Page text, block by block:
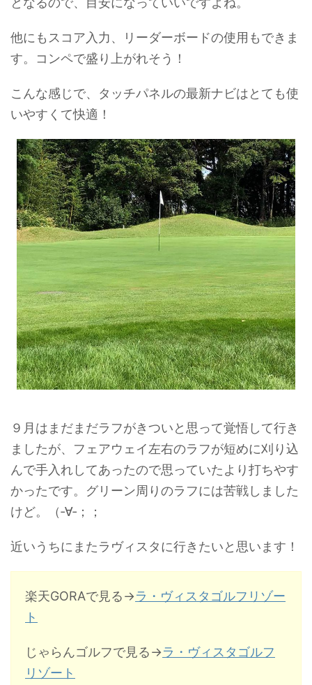
他にもスコア入力、リーダーボードの使用もできま
す。コンペで盛り上がれそう！
こんな感じで、タッチパネルの最新ナビはとても使
いやすくて快適！
９月はまだまだラフがきついと思って覚悟して行き
ましたが、フェアウェイ左右のラフが短めに刈り込
んで手入れしてあったので思っていたより打ちやす
かったです。グリーン周りのラフには苦戦しました
けど。（‐∀‐；；
近いうちにまたラヴィスタに行きたいと思います！
楽天GORAで見る→ラ・ヴィスタゴルフリゾー
ト
じゃらんゴルフで見る→ラ・ヴィスタゴルフ
リゾート